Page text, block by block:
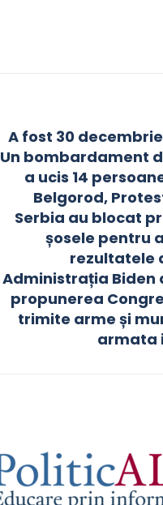
A fost 30
Un bombardament
a ucis 14
Belgorod,
Serbia au blocat
șosele pentru
rezultatele
Administrația Biden
propunerea
trimite arme și
armata